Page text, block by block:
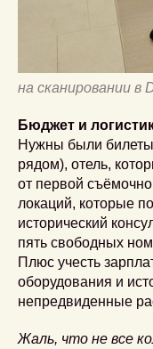
на сканировании в
Бюджет и
Нужны были билеты
рядом), отель,
от первой
локаций, которые
исторический
пять свободных
Плюс учесть
оборудования и
непредвиденные
Жаль, что не все